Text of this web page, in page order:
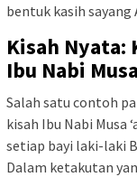
bentuk kasih sayang
Kisah Nyata:
Ibu Nabi Musa
Salah satu contoh
kisah Ibu Nabi Musa
setiap bayi laki-laki
Dalam ketakutan